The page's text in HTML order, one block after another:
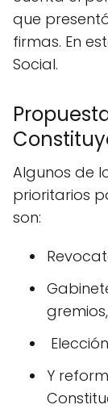
que
firmas. En
Social.
Algunos de
prioritarios
son:
gremios,
Y